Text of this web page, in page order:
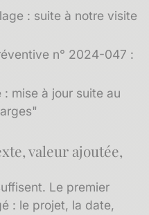
: suite à notre visite
n° 2024-047 :
mise à jour suite au
valeur ajoutée,
Le premier
: le projet, la date,